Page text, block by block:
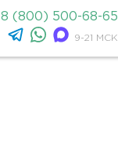
8 (800) 500-68-65
9-21 МСК